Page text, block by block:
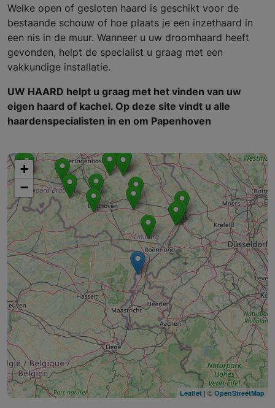
Welke open of gesloten haard is geschikt voor de
bestaande schouw of hoe plaats je een inzethaard in
een nis in de muur. Wanneer u uw droomhaard heeft
gevonden, helpt de specialist u graag met een
vakkundige installatie.
UW HAARD helpt u graag met het vinden van uw
eigen haard of kachel. Op deze site vindt u alle
haardenspecialisten in en om Papenhoven
+
−
Leaflet | © OpenStreetMap